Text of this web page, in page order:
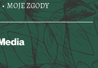
MOJE ZGODY